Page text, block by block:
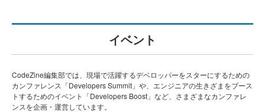
イベント
CodeZine編集部では、現場で活躍するデベロッパーをスターにするための
カンファレンス「Developers Summit」や、エンジニアの生きざまをブース
トするためのイベント「Developers Boost」など、さまざまなカンファレ
ンスを企画・運営しています。